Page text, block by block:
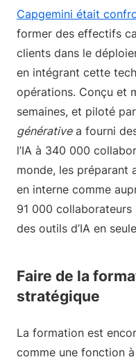
Capgemini était
former des effectifs
clients dans le
en intégrant cette
opérations. Conçu et
semaines, et piloté
générativea fourni
l’IA à 340 000
monde, les préparant
en interne comme
91 000
des outils d’IA en
Faire de la
stratégique
La formation est
comme une fonction